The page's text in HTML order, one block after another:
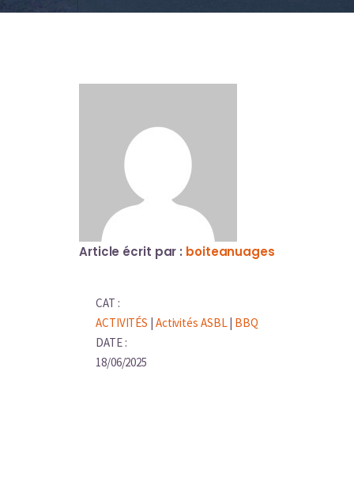
Article écrit par : boiteanuages
CAT :
ACTIVITÉS Activités ASBL| BBQ
DATE :
18/06/2025